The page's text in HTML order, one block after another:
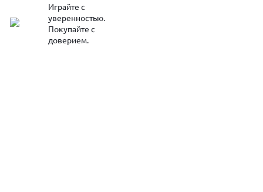
Играйте с
уверенностью.
Покупайте с
доверием.